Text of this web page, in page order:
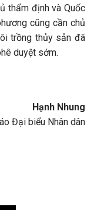
thẩm định và Quốc
cũng cần chủ
trồng thủy sản đã
duyệt sớm.
Hạnh Nhung
Đại biểu Nhân dân